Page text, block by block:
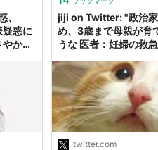
、
惑に
か）
jiji on Twitter: "政治
め、3歳まで母親が育
うな 医者：妊婦の救
ィマーク見たら譲ら
る、妊婦にはわざと
ん晴らす、妊婦は中
て歩いているような
でもしょうがない"
twitter.com